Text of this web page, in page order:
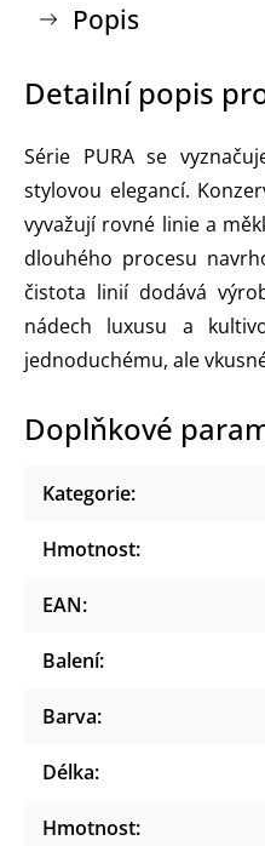
Popis
Detailní popis
Série PURA se
stylovou elegancí.
vyvažují rovné linie a
dlouhého procesu
čistota linií dodává
nádech luxusu a
jednoduchému, ale
Doplňkové
Kategorie:
Hmotnost:
EAN:
Balení:
Barva:
Délka:
Hmotnost: